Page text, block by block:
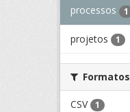
processos 1
projetos 1
Formatos
CSV 1